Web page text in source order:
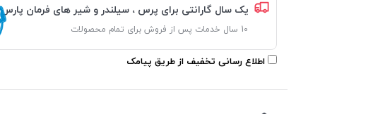
یک سال گارانتی برای پرس ، سیلندر و شیر های فرمان پارس
10 سال خدمات پس از فروش برای تمام محصولات
اطلاع رسانی تخفیف از طریق پیامک